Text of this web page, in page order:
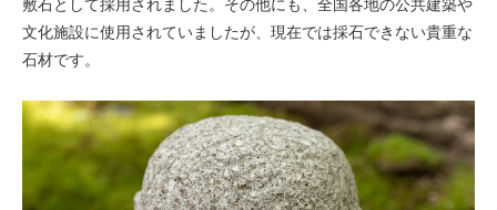
敷石として採用されました。その他にも、全国各地の公共建築や
文化施設に使用されていましたが、現在では採石できない貴重な
石材です。